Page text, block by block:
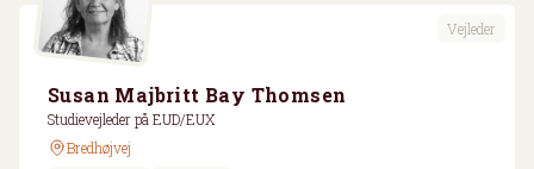
Vejleder
Susan Majbritt Bay Thomsen
Studievejleder på EUD/EUX
Bredhøjvej